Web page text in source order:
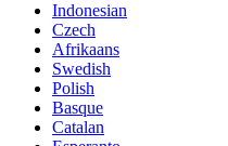
Indonesian
Czech
Afrikaans
Swedish
Polish
Basque
Catalan